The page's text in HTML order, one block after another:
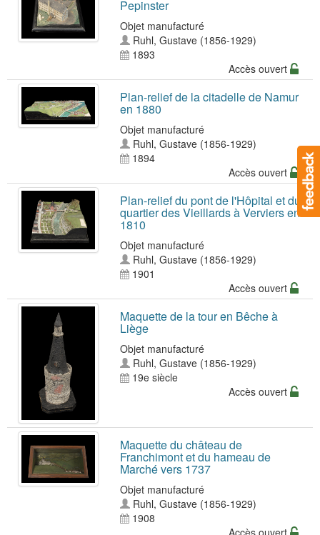
Pepinster
Objet manufacturé
Ruhl, Gustave (1856-1929)
1893
Accès ouvert
Plan-relief de la citadelle de Namur
en 1880
Objet manufacturé
Ruhl, Gustave (1856-1929)
1894
Accès ouvert
Plan-relief du pont de l'Hôpital et du
quartier des Vieillards à Verviers en
1810
Objet manufacturé
Ruhl, Gustave (1856-1929)
1901
Accès ouvert
Maquette de la tour en Bêche à
Liège
Objet manufacturé
Ruhl, Gustave (1856-1929)
19e siècle
Accès ouvert
Maquette du château de
Franchimont et du hameau de
Marché vers 1737
Objet manufacturé
Ruhl, Gustave (1856-1929)
1908